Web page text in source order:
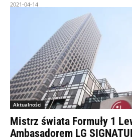
2021-04-14
Aktualności
Mistrz świata Formuły 1
Ambasadorem LG